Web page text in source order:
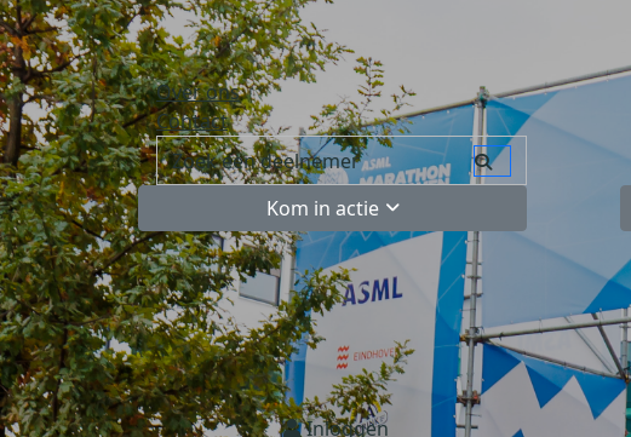
Over ons
Contact
Kom in actie
Inloggen